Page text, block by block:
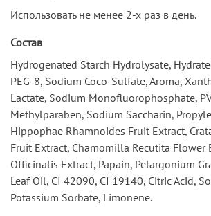
Использовать не менее 2-х раз в день.
Состав
Hydrogenated Starch Hydrolysate,
PEG-8, Sodium Coco-Sulfate, Aroma,
Lactate, Sodium Monofluorophosphate,
Methylparaben, Sodium Saccharin,
Hippophae Rhamnoides Fruit Extract,
Fruit Extract, Chamomilla Recutita Flower
Officinalis Extract, Papain, Pelargonium
Leaf Oil, CI 42090, CI 19140, Citric Acid,
Potassium Sorbate, Limonene.